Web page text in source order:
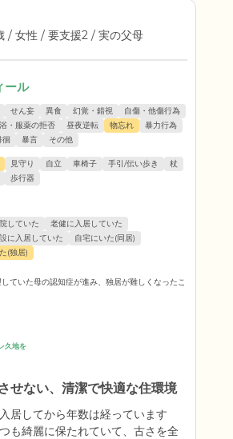
/ 女性 / 要支援2 / 実の父母
ール
せん妄 異食 幻覚・錯視
自傷・他傷行為
・服薬の拒否
昼夜逆転 物忘れ
暴力行為
徊 暴言 その他
見守り 自立 車椅子 手引/伝い歩き
杖
歩行器
していた
老健に入居していた
に入居していた
自宅にいた(同居)
(独居)
していた母の認知症が進み、独居が難しくなったこ
久地を
せない、清潔で快適な住環境
居してから年数は経っています
も綺麗に保たれていて、古さを全